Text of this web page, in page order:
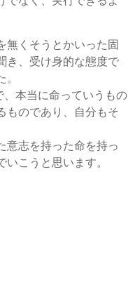
無くそうとかいった固
き、受け身的な態度で
本当に命っていうもの
ものであり、自分もそ
意志を持った命を持っ
こうと思います。